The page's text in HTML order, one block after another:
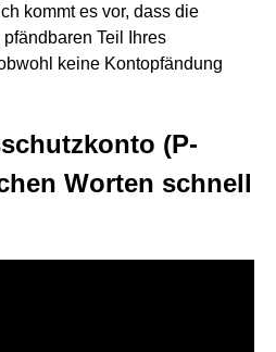
kommt es vor, dass die
Teil Ihres
keine Kontopfändung
(P-
Worten schnell